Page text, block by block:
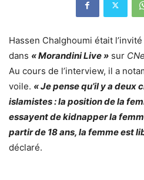
Hassen Chalghoumi était
dans « Morandini Live » sur
Au cours de l’interview, il a
voile. « Je pense qu’il y a deux
islamistes : la position de la
essayent de kidnapper la
partir de 18 ans, la femme est
déclaré.